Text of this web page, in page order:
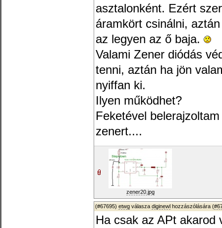
asztalonként. Ezért
áramkört csinálni,
az legyen az ő baja.
Valami Zener diódás
tenni, aztán ha jön
nyiffan ki.
Ilyen működhet?
Feketével
zenert....
zener20.jpg
(#67695) etwg válasza diginewl hozzászólására (
Ha csak az APt akarod